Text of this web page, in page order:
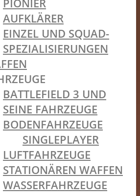
PIONIER
AUFKLÄRER
EINZEL UND SQUAD-
SPEZIALISIERUNGEN
BATTLEFIELD 3 UND
SEINE FAHRZEUGE
BODENFAHRZEUGE
SINGLEPLAYER
LUFTFAHRZEUGE
STATIONÄREN WAFFEN
WASSERFAHRZEUGE